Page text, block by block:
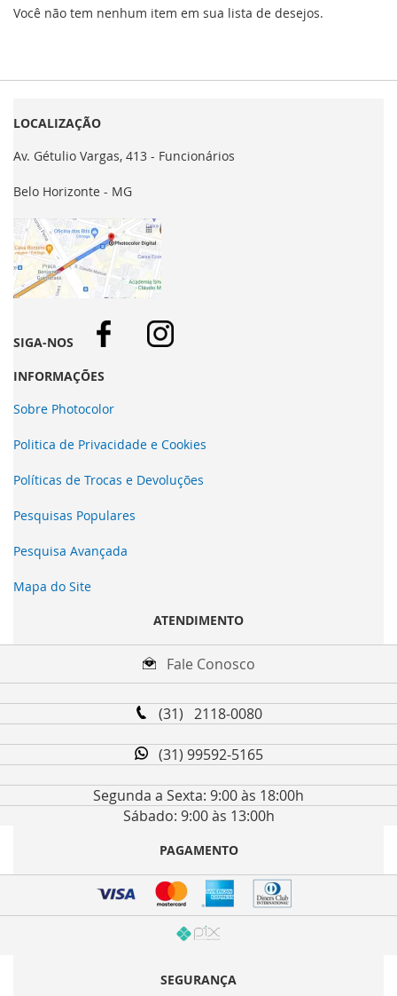
Você não tem nenhum item em sua lista de desejos.
LOCALIZAÇÃO
Av. Gétulio Vargas, 413 - Funcionários
Belo Horizonte - MG
SIGA-NOS
INFORMAÇÕES
Sobre Photocolor
Politica de Privacidade e Cookies
Políticas de Trocas e Devoluções
Pesquisas Populares
Pesquisa Avançada
Mapa do Site
ATENDIMENTO
Fale Conosco
(31) 2118-0080
(31) 99592-5165
Segunda a Sexta: 9:00 às 18:00h
Sábado: 9:00 às 13:00h
PAGAMENTO
SEGURANÇA